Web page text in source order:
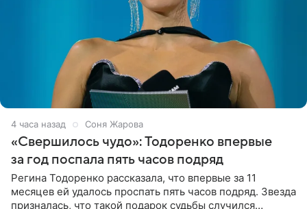
4 часа назад Соня Жарова
«Свершилось чудо»: Тодоренко впервые
за год поспала пять часов подряд
Регина Тодоренко рассказала, что впервые за 11
месяцев ей удалось проспать пять часов подряд. Звезда
призналась, что такой подарок судьбы случился